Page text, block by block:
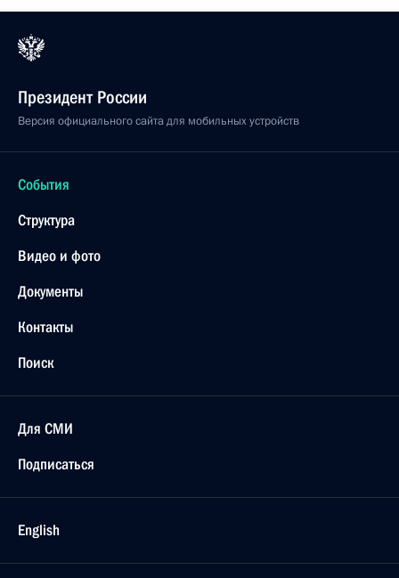
Президент России
Версия официального сайта для мобильных устройств
События
Структура
Видео и фото
Документы
Контакты
Поиск
Для СМИ
Подписаться
English